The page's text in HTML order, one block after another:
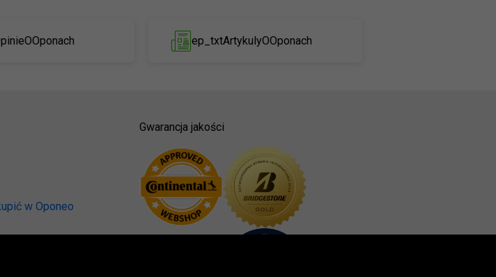
ep_txtArtykulyOOponach
w Oponeo
Gwarancja jakości